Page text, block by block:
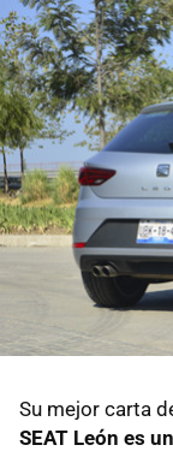
Su mejor carta
SEAT León es